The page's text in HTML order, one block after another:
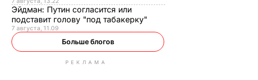
Эйдман: Путин согласится или
подставит голову "под табакерку"
7 августа, 11.09
Больше блогов
РЕКЛАМА